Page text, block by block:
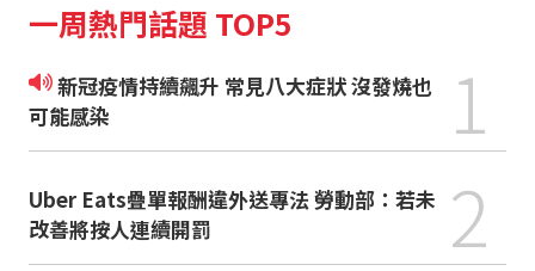
一周熱門話題 TOP5
新冠疫情持續飆升 常見八大症狀 沒發燒也
可能感染
1
Uber Eats疊單報酬違外送專法 勞動部：若未
改善將按人連續開罰
2